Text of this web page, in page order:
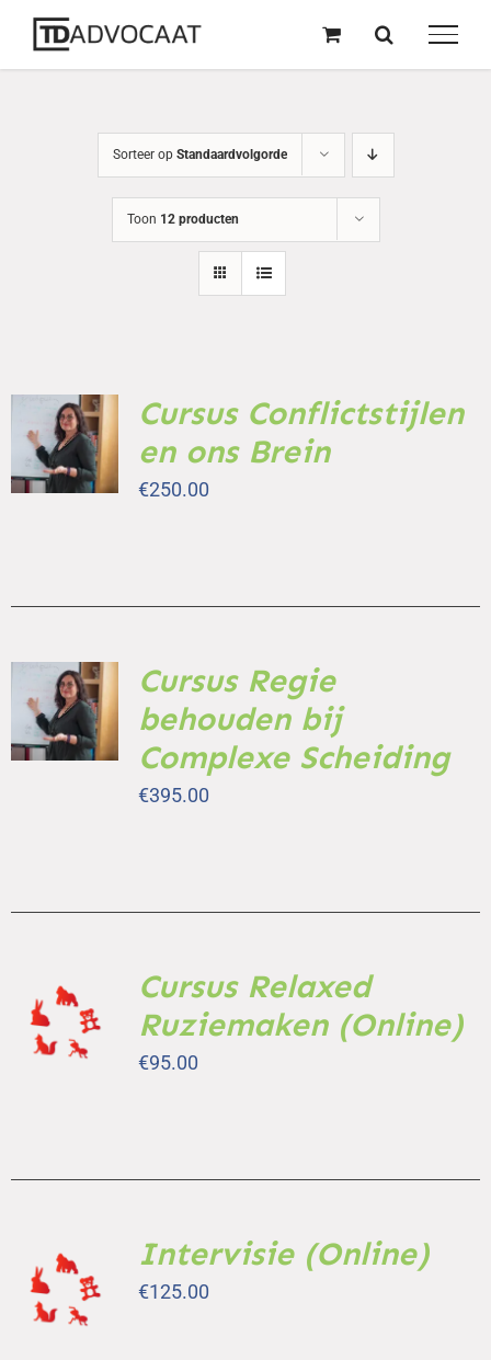
naar
inhoud
Sorteer op Standaardvolgorde
Toon 12 producten
TOEVOEGEN
AAN
WINKELWAGEN
/
DETAILS
Cursus Conflictstijlen
en ons Brein
€250.00
TOEVOEGEN
AAN
WINKELWAGEN
/
DETAILS
Cursus Regie
behouden bij
Complexe Scheiding
€395.00
AAN
WINKELWAGEN
Cursus Relaxed
Ruziemaken (Online)
€95.00
AAN
WINKELWAGEN
Intervisie (Online)
€125.00